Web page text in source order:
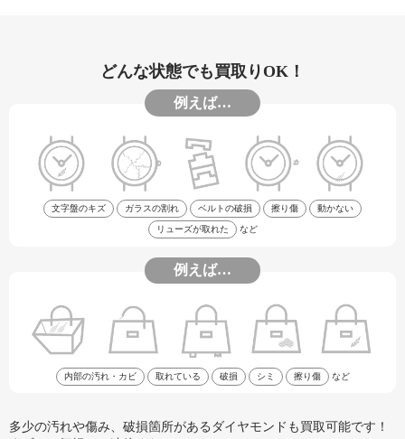
どんな状態でも買取りOK！
例えば…
文字盤のキズ ガラスの割れ ベルトの破損 擦り傷 動かない
リューズが取れた など
例えば…
内部の汚れ・カビ 取れている 破損 シミ 擦り傷 など
多少の汚れや傷み、破損箇所があるダイヤモンドも買取可能です！